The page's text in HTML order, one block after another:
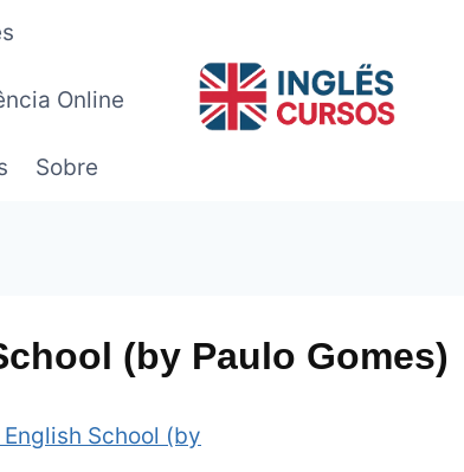
Online
Sobre
(by Paulo Gomes)